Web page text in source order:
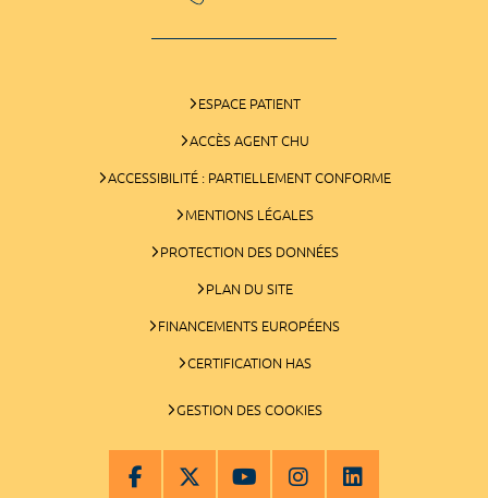
ESPACE PATIENT
ACCÈS AGENT CHU
ACCESSIBILITÉ : PARTIELLEMENT CONFORME
MENTIONS LÉGALES
PROTECTION DES DONNÉES
PLAN DU SITE
FINANCEMENTS EUROPÉENS
CERTIFICATION HAS
GESTION DES COOKIES